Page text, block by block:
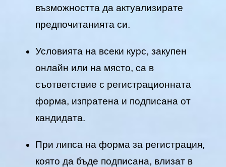
възможността да актуализирате
предпочитанията си.
Условията на всеки курс, закупен
онлайн или на място, са в
съответствие с регистрационната
форма, изпратена и подписана от
кандидата.
При липса на форма за регистрация,
която да бъде подписана, влизат в